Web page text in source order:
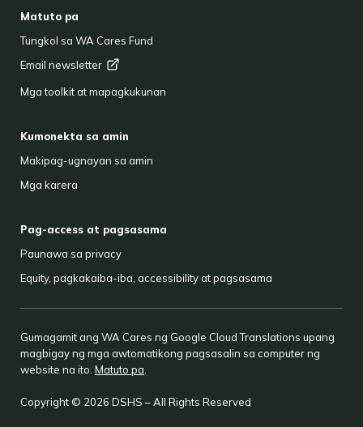
Matuto pa
Tungkol sa WA Cares Fund
Email newsletter
Mga toolkit at mapagkukunan
Kumonekta sa amin
Makipag-ugnayan sa amin
Mga karera
Pag-access at pagsasama
Paunawa sa privacy
Equity, pagkakaiba-iba, accessibility at pagsasama
Gumagamit ang WA Cares ng Google Cloud Translations upang
magbigay ng mga awtomatikong pagsasalin sa computer ng
website na ito. Matuto pa
Copyright © 2026 DSHS – All Rights Reserved